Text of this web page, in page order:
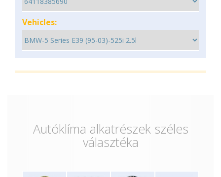
Vehicles:
Autóklíma alkatrészek széles
választéka